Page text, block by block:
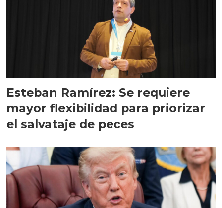
Esteban Ramírez: Se requiere
mayor flexibilidad para priorizar
el salvataje de peces